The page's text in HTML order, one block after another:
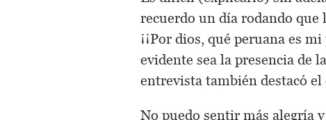
recuerdo un día rodando que
¡¡Por dios, qué peruana es
evidente sea la presencia de
entrevista también destacó
No puedo sentir más alegría